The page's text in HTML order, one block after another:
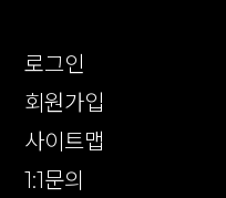
로그인
회원가입
사이트맵
1:1문의